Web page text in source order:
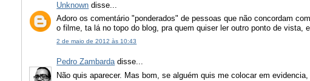
Unknown disse...
Adoro os comentário "ponderados" de pessoas que não concordam
o filme, ta lá no topo do blog, pra quem quiser ler outro ponto de vista,
2 de maio de 2012 às 10:43
Pedro Zambardadisse...
Não quis aparecer. Mas bom, se alguém quis me colocar em